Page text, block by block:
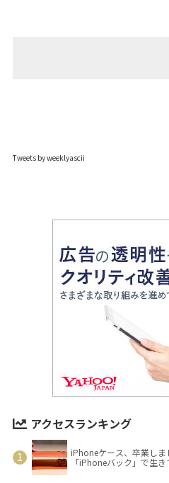
Tweets by weeklyascii
アクセスランキング
iPhoneケース、卒業し
「iPhoneバック」で生き